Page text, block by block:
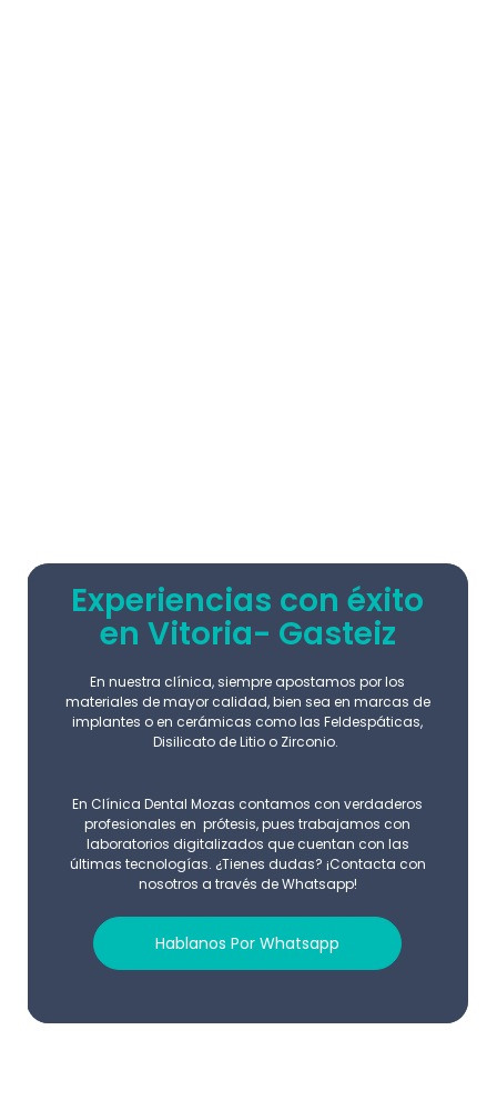
Experiencias con éxito
en Vitoria- Gasteiz
En nuestra clínica, siempre apostamos por los
materiales de mayor calidad, bien sea en marcas de
implantes o en cerámicas como las Feldespáticas,
Disilicato de Litio o Zirconio.
En Clínica Dental Mozas contamos con verdaderos
profesionales en prótesis, pues trabajamos con
laboratorios digitalizados que cuentan con las
últimas tecnologías. ¿Tienes dudas? ¡Contacta con
nosotros a través de Whatsapp!
Hablanos Por Whatsapp